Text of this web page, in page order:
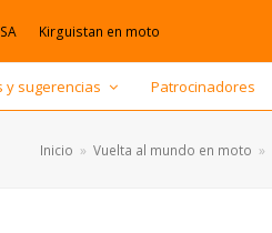
Kirguistan en moto
y sugerencias Patrocinadores
Inicio » Vuelta al mundo en moto »